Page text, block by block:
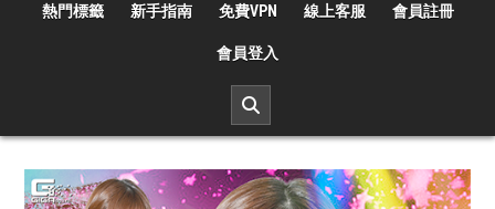
熱門標籤 新手指南 免費VPN 線上客服 會員註冊
會員登入